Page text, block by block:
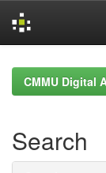
navigationCMMU Digital
Search